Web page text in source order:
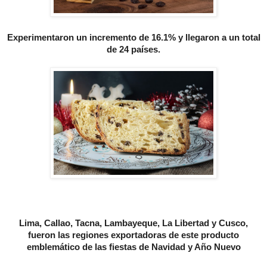
Experimentaron un incremento de 16.1% y llegaron a un total
de 24 países.
Lima, Callao, Tacna, Lambayeque, La Libertad y Cusco,
fueron las regiones exportadoras de este producto
emblemático de las fiestas de Navidad y Año Nuevo